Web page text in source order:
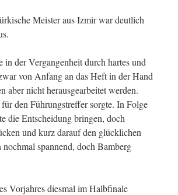
Meister aus Izmir war deutlich
der Vergangenheit durch hartes und
von Anfang an das Heft in der Hand
aber nicht herausgearbeitet werden.
den Führungstreffer sorgte. In Folge
die Entscheidung bringen, doch
und kurz darauf den glücklichen
spannend, doch Bamberg
Vorjahres diesmal im Halbfinale